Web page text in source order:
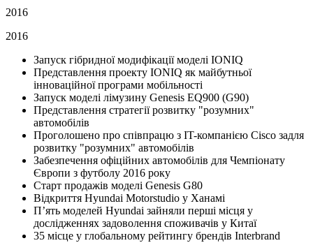
2016
2016
Запуск гібридної модифікації моделі IONIQ
Представлення проекту IONIQ як майбутньої
інноваційної програми мобільності
Запуск моделі лімузину Genesis EQ900 (G90)
Представлення стратегії розвитку "розумних"
автомобілів
Проголошено про співпрацю з IT-компанією Cisco задля
розвитку "розумних" автомобілів
Забезпечення офіційних автомобілів для Чемпіонату
Європи з футболу 2016 року
Старт продажів моделі Genesis G80
Відкриття Hyundai Motorstudio у Ханамі
П’ять моделей Hyundai зайняли перші місця у
дослідженнях задоволення споживачів у Китаї
35 місце у глобальному рейтингу брендів Interbrand